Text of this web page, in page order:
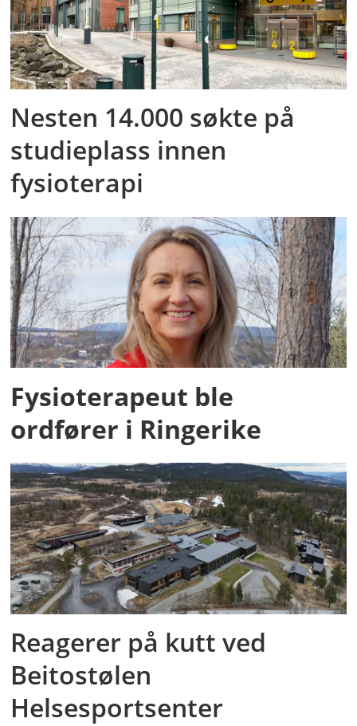
Nesten 14.000 søkte på
studieplass innen
fysioterapi
Fysioterapeut ble
ordfører i Ringerike
Reagerer på kutt ved
Beitostølen
Helsesportsenter